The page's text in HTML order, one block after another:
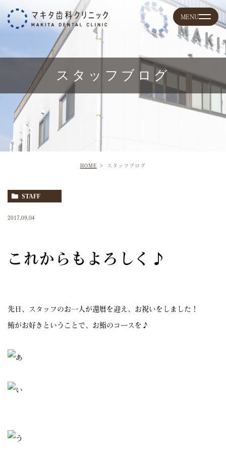
スタッフブログ
HOME スタッフブログ
STAFF
2017.09.04
これからもよろしく♪
先日、スタッフのお一人が還暦を迎え、お祝いをしました！
鮪がお好きということで、お鮨のコースを♪